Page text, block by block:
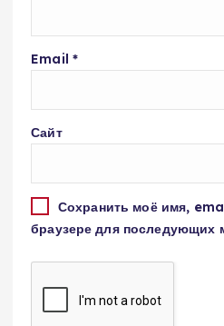
Email *
Сайт
Сохранить моё имя,
браузере для последующих